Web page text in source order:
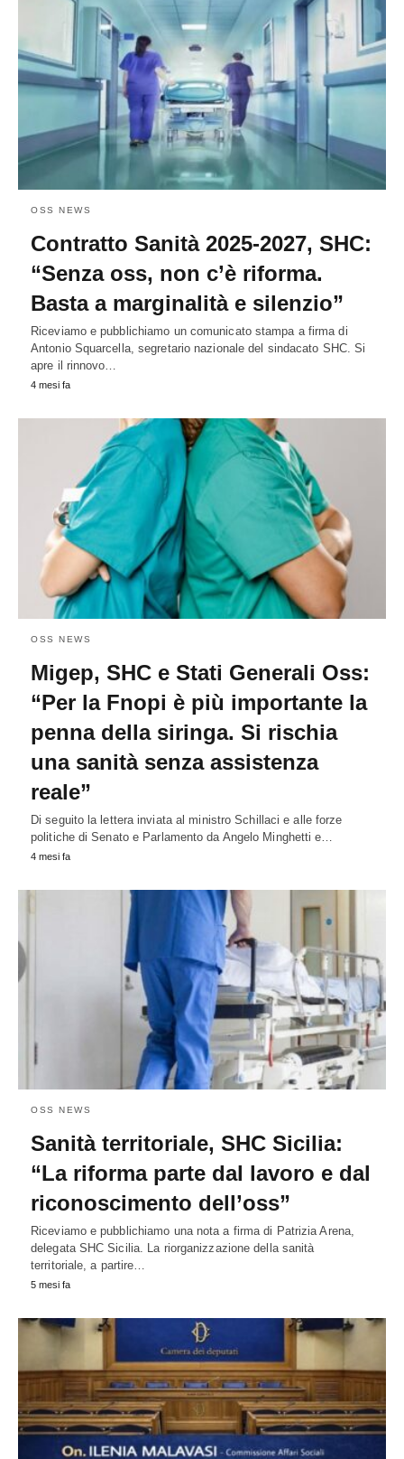
OSS NEWS
Contratto Sanità 2025-2027, SHC:
“Senza oss, non c’è riforma.
Basta a marginalità e silenzio”
Riceviamo e pubblichiamo un comunicato stampa a firma di
Antonio Squarcella, segretario nazionale del sindacato SHC. Si
apre il rinnovo…
4 mesi fa
OSS NEWS
Migep, SHC e Stati Generali Oss:
“Per la Fnopi è più importante la
penna della siringa. Si rischia
una sanità senza assistenza
reale”
Di seguito la lettera inviata al ministro Schillaci e alle forze
politiche di Senato e Parlamento da Angelo Minghetti e…
4 mesi fa
OSS NEWS
Sanità territoriale, SHC Sicilia:
“La riforma parte dal lavoro e dal
riconoscimento dell’oss”
Riceviamo e pubblichiamo una nota a firma di Patrizia Arena,
delegata SHC Sicilia. La riorganizzazione della sanità
territoriale, a partire…
5 mesi fa